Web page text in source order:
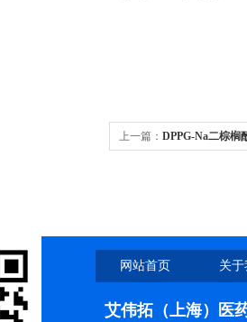
上一篇： DPPG-Na二棕榈
网站首页 关
艾伟拓（上海）医